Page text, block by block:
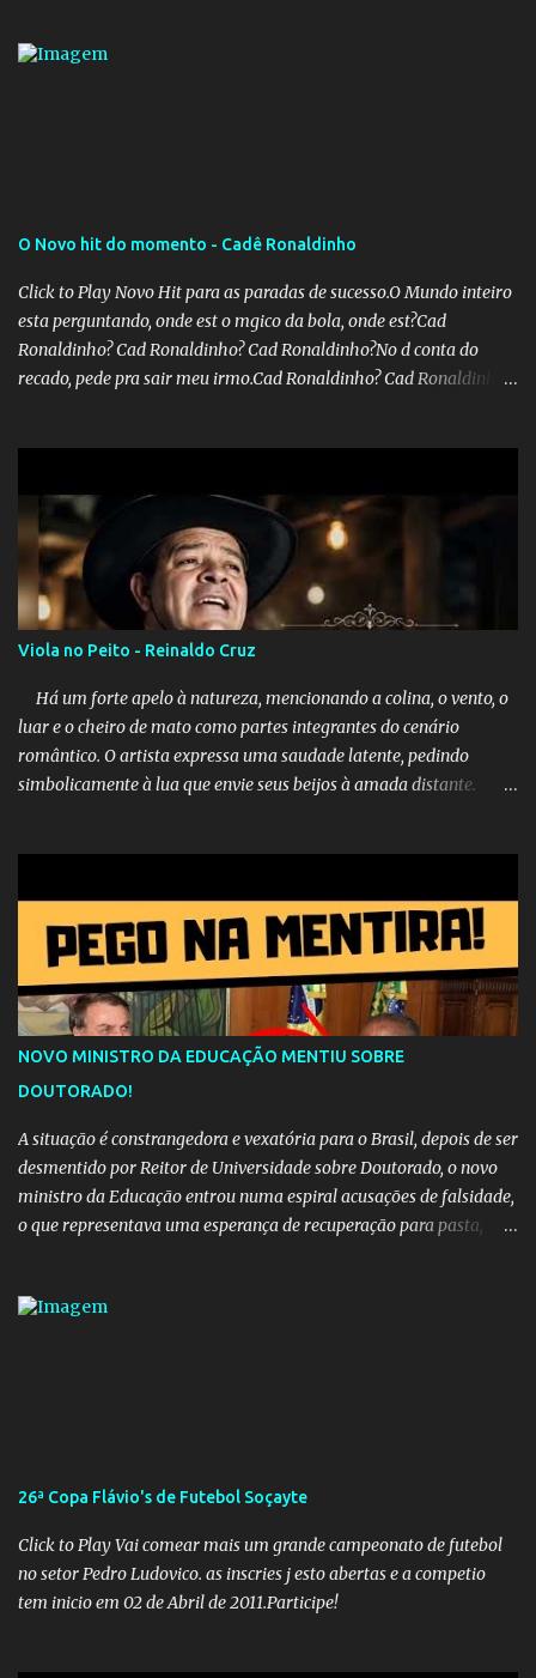
aumentar o percentual de recolhimento para 14%. De acordo com
O Novo hit do momento - Cadê Ronaldinho
Click to Play Novo Hit para as paradas de sucesso.O Mundo inteiro
esta perguntando, onde est o mgico da bola, onde est?Cad
Ronaldinho? Cad Ronaldinho? Cad Ronaldinho?No d conta do
recado, pede pra sair meu irmo.Cad Ronaldinho? Cad Ronaldinho?
Viola no Peito - Reinaldo Cruz
Há um forte apelo à natureza, mencionando a colina, o vento, o
luar e o cheiro de mato como partes integrantes do cenário
romântico. O artista expressa uma saudade latente, pedindo
simbolicamente à lua que envie seus beijos à amada distante. A
que continuará esperando enquanto houver canções para entoar. A
obra conclui como uma promessa de fidelidade e esperança no
reencontro, unindo a tradição da viola com o sentimento universal
do amor. No geral, o vídeo apresenta uma narrativa lírica sobre a
persistência do afeto através do tempo e do espaço. YouTube
YouTube YouTube
NOVO MINISTRO DA EDUCAÇÃO MENTIU SOBRE
DOUTORADO!
A situação é constrangedora e vexatória para o Brasil, depois de ser
desmentido por Reitor de Universidade sobre Doutorado, o novo
ministro da Educação entrou numa espiral acusações de falsidade,
o que representava uma esperança de recuperação para pasta,
Educação é um dos mais importantes do governo, em um ano e
afinal de contas como acreditar em algo proposto pelo novo
ministro sem imaginar que ele só esta querendo auferir vantagens
pessoais em uma pasta de tamanha envergadura e influência na
vida dos brasileiros. Evelin Azevedo escreveu brilhantemen...
26ª Copa Flávio's de Futebol Soçayte
Click to Play Vai comear mais um grande campeonato de futebol
no setor Pedro Ludovico. as inscries j esto abertas e a competio
tem inicio em 02 de Abril de 2011.Participe!